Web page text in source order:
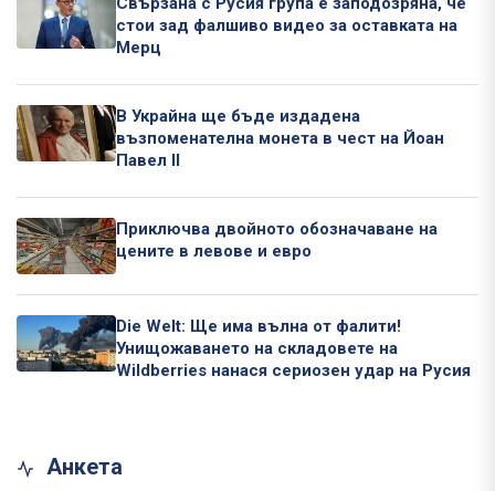
стои зад фалшиво видео за оставката на
Мерц
В Украйна ще бъде издадена
възпоменателна монета в чест на Йоан
Павел II
Приключва двойното обозначаване на
цените в левове и евро
Die Welt: Ще има вълна от фалити!
Унищожаването на складовете на
Wildberries нанася сериозен удар на Русия
Анкета